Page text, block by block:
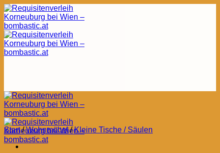
Zum
Inhalt
springen
Start / Wohnmöbel / Kleine Tische / Säulen